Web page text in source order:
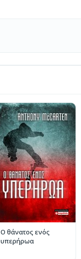
Ο θάνατος ενός
υπερήρωα